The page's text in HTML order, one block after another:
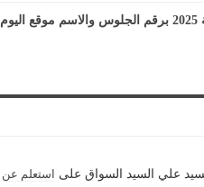
نتيجة الثانوية العامة 2025 برقم الجلوس والاسم موقع اليوم
علي السيد السواقعلى
استعلم عن